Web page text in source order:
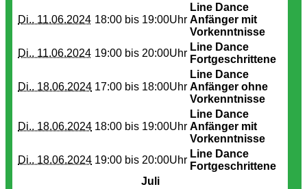
Di.. 11.06.2024 18:00 bis 19:00Uhr
Line Dance
Anfänger mit
Vorkenntnisse
Di.. 11.06.2024 19:00 bis 20:00Uhr
Line Dance
Fortgeschrittene
Di.. 18.06.2024 17:00 bis 18:00Uhr
Line Dance
Anfänger ohne
Vorkenntnisse
Di.. 18.06.2024 18:00 bis 19:00Uhr
Line Dance
Anfänger mit
Vorkenntnisse
Di.. 18.06.2024 19:00 bis 20:00Uhr
Line Dance
Fortgeschrittene
Juli